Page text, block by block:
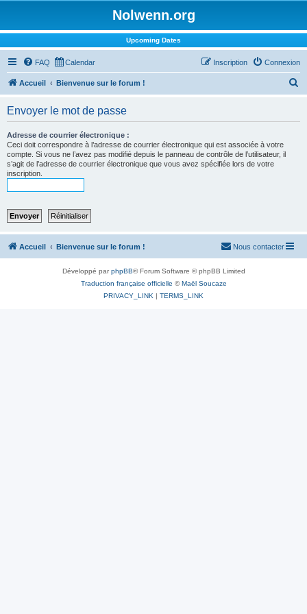
Nolwenn.org
Upcoming Dates
FAQ Calendar Connexion
Inscription
Accueil Bienvenue sur le forum !
Envoyer le mot de passe
Adresse de courrier électronique :
Ceci doit correspondre à l’adresse de courrier électronique qui est associée à votre
compte. Si vous ne l’avez pas modifié depuis le panneau de contrôle de l’utilisateur, il
s’agit de l’adresse de courrier électronique que vous avez spécifiée lors de votre
inscription.
Accueil Bienvenue sur le forum ! Nous contacter
Développé parphpBB® Forum Software © phpBB Limited
Traduction française officielle ©Maël Soucaze
PRIVACY_LINK | TERMS_LINK